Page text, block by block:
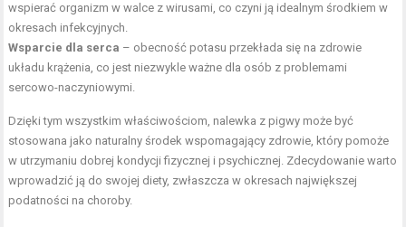
wspierać organizm w walce z wirusami, co czyni ją idealnym środkiem w
okresach infekcyjnych.
Wsparcie dla serca – obecność potasu przekłada się na zdrowie
układu krążenia, co jest niezwykle ważne dla osób z problemami
sercowo-naczyniowymi.
Dzięki tym wszystkim właściwościom, nalewka z pigwy może być
stosowana jako naturalny środek wspomagający zdrowie, który pomoże
w utrzymaniu dobrej kondycji fizycznej i psychicznej. Zdecydowanie warto
wprowadzić ją do swojej diety, zwłaszcza w okresach największej
podatności na choroby.